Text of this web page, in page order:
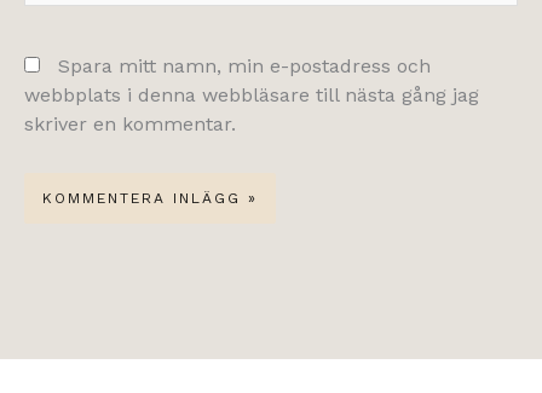
Spara mitt namn, min e-postadress och
webbplats i denna webbläsare till nästa gång jag
skriver en kommentar.